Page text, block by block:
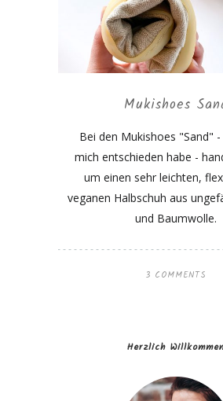
Mukishoes
Bei den Mukishoes "Sand"
mich entschieden habe -
um einen sehr leichten,
veganen Halbschuh aus
und Baumwolle.
3 COMMENTS
Herzlich